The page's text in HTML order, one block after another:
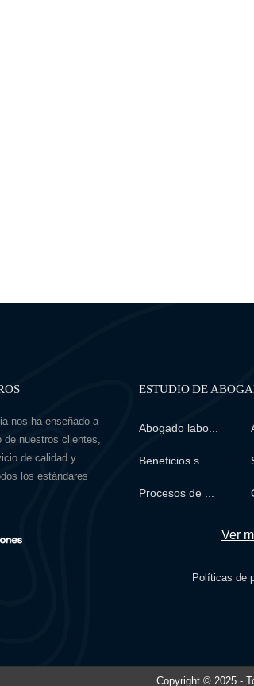
nos ha enseñado a
de nuestros clientes,
de calidad y
los estándares
ESTUDIO DE
Abogado labo...
Beneficios s...
Procesos de ...
Ver
Políticas de
Copyright © 2025 -